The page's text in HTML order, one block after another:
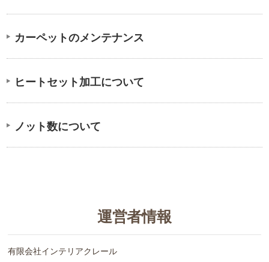
カーペットのメンテナンス
ヒートセット加工について
ノット数について
運営者情報
有限会社インテリアクレール